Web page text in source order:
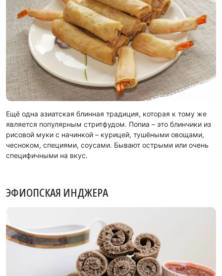
Ещё одна азиатская блинная традиция, которая к тому же
является популярным стритфудом. Попиа – это блинчики из
рисовой муки с начинкой – курицей, тушёными овощами,
чесноком, специями, соусами. Бывают острыми или очень
специфичными на вкус.
ЭФИОПСКАЯ ИНДЖЕРА